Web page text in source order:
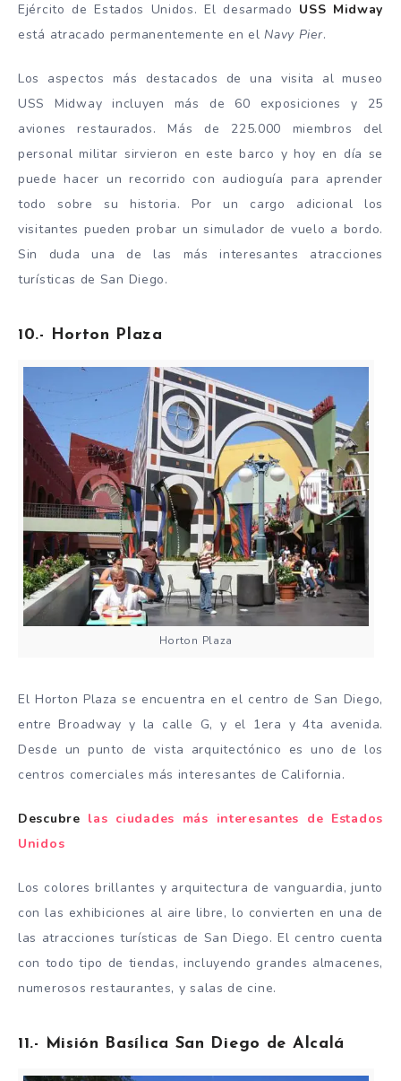
Ejército de Estados Unidos. El desarmado USS Midway
está atracado permanentemente en elNavy Pier.
Los aspectos más destacados de una visita al museo
USS Midway incluyen más de 60 exposiciones y 25
aviones restaurados. Más de 225.000 miembros del
personal militar sirvieron en este barco y hoy en día se
puede hacer un recorrido con audioguía para aprender
todo sobre su historia. Por un cargo adicional los
visitantes pueden probar un simulador de vuelo a bordo.
Sin duda una de las más interesantes atracciones
turísticas de San Diego.
10.- Horton Plaza
Horton Plaza
El Horton Plaza se encuentra en el centro de San Diego,
entre Broadway y la calle G, y el 1era y 4ta avenida.
Desde un punto de vista arquitectónico es uno de los
centros comerciales más interesantes de California.
Descubre las ciudades más interesantes de Estados
Unidos
Los colores brillantes y arquitectura de vanguardia, junto
con las exhibiciones al aire libre, lo convierten en una de
las atracciones turísticas de San Diego. El centro cuenta
con todo tipo de tiendas, incluyendo grandes almacenes,
numerosos restaurantes, y salas de cine.
11.- Misión Basílica San Diego de Alcalá